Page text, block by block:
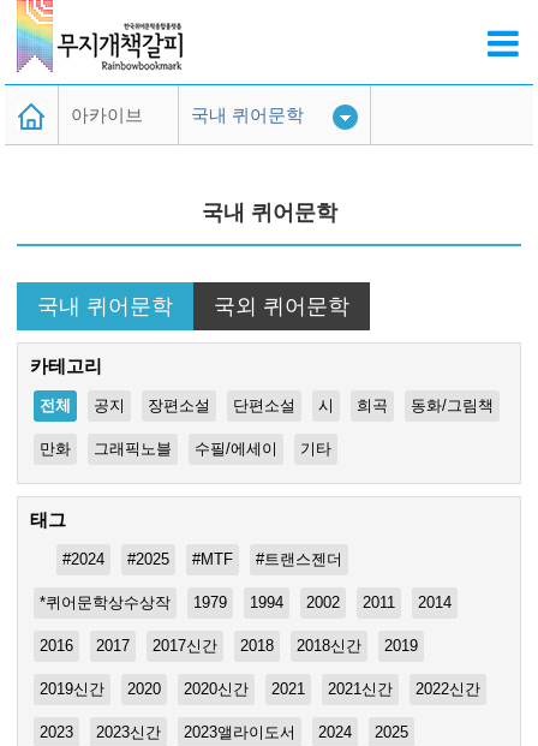
아카이브 국내 퀴어문학
검색도움말
국내 퀴어문학
국내 퀴어문학 국외 퀴어문학
카테고리
전체 공지 장편소설 단편소설 시 희곡 동화/그림책
만화 그래픽노블 수필/에세이 기타
태그
#2024 #2025 #MTF #트랜스젠더
*퀴어문학상수상작 1979 1994 2002 2011 2014
2016 2017 2017신간 2018 2018신간 2019
2019신간 2020 2020신간 2021 2021신간 2022신간
2023 2023신간 2023앨라이도서 2024 2025